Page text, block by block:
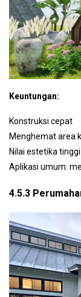
Keuntungan:
Konstruksi cepat
Menghemat area
Nilai estetika tinggi
Aplikasi umum:
4.5.3